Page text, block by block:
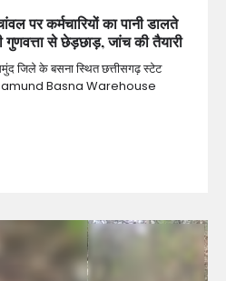
पर कर्मचारियों का पानी डालते
गुणवत्ता से छेड़छाड़, जांच की तैयारी
के बसना स्थित छत्तीसगढ़ स्टेट
Basna Warehouse